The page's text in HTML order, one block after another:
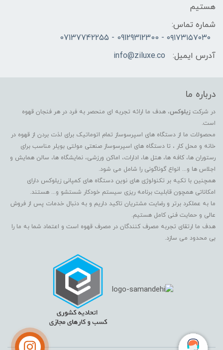
هستیم
شماره تماس:
۰۹۱۷۳۱۵۷۰۳۰ - 09129312300 - 07137742255
آدرس ایمیل:
info@ziluxe.co
درباره ما
در شرکت زیلوکس، هدف ما ارائه تجربه ای منحصر به فرد در هر فنجان قهوه
است.
محصولات ما از دستگاه های اسپرسوساز تمام اتوماتیک برای لذت بردن از قهوه در
خانه و محل کار ، تا دستگاه های اسپرسوساز صنعتی مولتی بویلر مناسب برای
رستوران ها، کافه ها، هتل ها، ادارات، اماکن ورزشی، نمایشگاه ها، سالن همایش و
اجلاس ها و... انواع گوناگونی را شامل می شود.
همچنین با تکیه بر تکنولوژی های نوین دستگاه های کمپانی زیلوکس دارای
امکاناتی همچون قابلیت برنامه ریزی سیستم خودکار شستشو و... هستند.
ما به عملکرد برتر و رضایت مشتریان تاکید داریم و به دنبال خدمات پس از فروش
عالی و حمایت فنی کامل هستیم.
هدف ما ارتقای تجربه مصرف کنندگان در مصرف قهوه است و اعتماد شما به ما را
بی محدود می سازد.